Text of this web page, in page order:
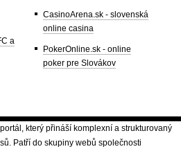
a
CasinoArena.sk - slovenská
online casina
PokerOnline.sk - online
poker pre Slovákov
který přináší komplexní a strukturovaný
Patří do skupiny webů společnosti